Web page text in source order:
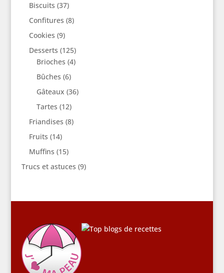
Biscuits (37)
Confitures (8)
Cookies (9)
Desserts (125)
Brioches (4)
Bûches (6)
Gâteaux (36)
Tartes (12)
Friandises (8)
Fruits (14)
Muffins (15)
Trucs et astuces (9)